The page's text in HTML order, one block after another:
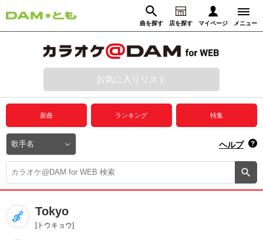
曲を探す 店を探す マイページ メニュー
動画からさがす 録音からさがす
ログイン
プレミアムサービス
DAM★とも動画
DAM★とも録音
カラオケ＠DAM
ユーザー検索
お気に入りリスト
新曲 ランキング 特集
ヘルプ
Tokyo
[トウキョウ]